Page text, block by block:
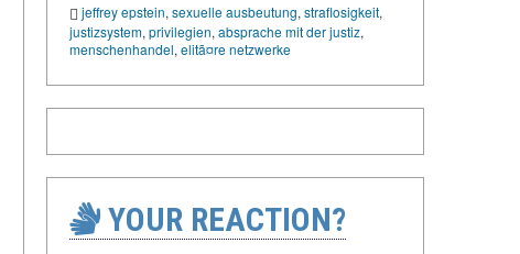
jeffrey epstein, sexuelle ausbeutung, straflosigkeit,
justizsystem, privilegien, absprache mit der justiz,
menschenhandel, elitã¤re netzwerke
YOUR REACTION?